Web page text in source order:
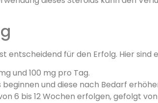
für den Erfolg. Hier sind
und 100 mg pro Tag.
und diese nach Bedarf
6 bis 12 Wochen erfolgen, gefolgt